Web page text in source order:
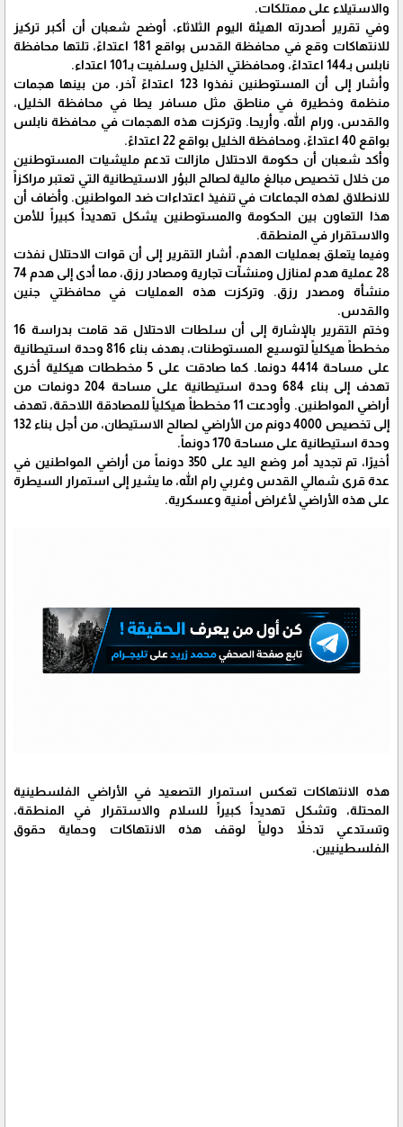
والاستيلاء على ممتلكات.
وفي تقرير أصدرته الهيئة اليوم الثلاثاء، أوضح شعبان أن أكبر تركيز
للانتهاكات وقع في محافظة القدس بواقع 181 اعتداءً، تلتها محافظة
نابلس بـ144 اعتداءً، ومحافظتي الخليل وسلفيت بـ101 اعتداء.
وأشار إلى أن المستوطنين نفذوا 123 اعتداءً آخر، من بينها هجمات
منظمة وخطيرة في مناطق مثل مسافر يطا في محافظة الخليل،
والقدس، ورام الله، وأريحا. وتركزت هذه الهجمات في محافظة نابلس
بواقع 40 اعتداءً، ومحافظة الخليل بواقع 22 اعتداءً.
وأكد شعبان أن حكومة الاحتلال مازالت تدعم مليشيات المستوطنين
من خلال تخصيص مبالغ مالية لصالح البؤر الاستيطانية التي تعتبر مراكزاً
للانطلاق لهذه الجماعات في تنفيذ اعتداءات ضد المواطنين. وأضاف أن
هذا التعاون بين الحكومة والمستوطنين يشكل تهديداً كبيراً للأمن
والاستقرار في المنطقة.
وفيما يتعلق بعمليات الهدم، أشار التقرير إلى أن قوات الاحتلال نفذت
28 عملية هدم لمنازل ومنشآت تجارية ومصادر رزق، مما أدى إلى هدم 74
منشأة ومصدر رزق. وتركزت هذه العمليات في محافظتي جنين
والقدس.
وختم التقرير بالإشارة إلى أن سلطات الاحتلال قد قامت بدراسة 16
مخططاً هيكلياً لتوسيع المستوطنات، بهدف بناء 816 وحدة استيطانية
على مساحة 4414 دونما. كما صادقت على 5 مخططات هيكلية أخرى
تهدف إلى بناء 684 وحدة استيطانية على مساحة 204 دونمات من
أراضي المواطنين. وأودعت 11 مخططاً هيكلياً للمصادقة اللاحقة، تهدف
إلى تخصيص 4000 دونم من الأراضي لصالح الاستيطان، من أجل بناء 132
وحدة استيطانية على مساحة 170 دونماً.
أخيرًا، تم تجديد أمر وضع اليد على 350 دونماً من أراضي المواطنين في
عدة قرى شمالي القدس وغربي رام الله، ما يشير إلى استمرار السيطرة
على هذه الأراضي لأغراض أمنية وعسكرية.
هذه الانتهاكات تعكس استمرار التصعيد في الأراضي الفلسطينية
المحتلة، وتشكل تهديداً كبيراً للسلام والاستقرار في المنطقة،
وتستدعي تدخلاً دولياً لوقف هذه الانتهاكات وحماية حقوق
الفلسطينيين.